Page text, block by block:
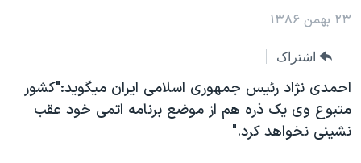
صفحه
جهش
به
جستجو
جهان
ویژه برنامه‌ها
ویدیوها
صفحه‌های ویژه
۲۵۰سالگی آمریکا
بایگانی برنامه‌های تلویزیونی
فرکانس‌های صدای آمریکا
یادگیری زبان انگلیسی
۲۳ بهمن ۱۳۸۶
اشتراک
احمدی نژاد رئيس جمهوری اسلامی ايران ميگويد:"کشور
متبوع وی يک ذره هم از موضع برنامه اتمی خود عقب
نشينی نخواهد کرد."